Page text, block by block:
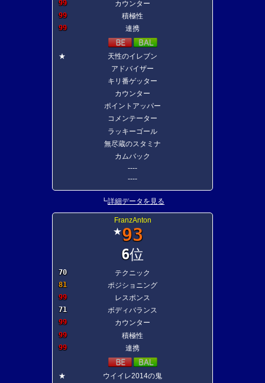
99
カウンター
99
積極性
99
連携
★
天性のイレブン
アドバイザー
キリ番ゲッター
カウンター
ポイントアッパー
コメンテーター
ラッキーゴール
無尽蔵のスタミナ
カムバック
----
----
┗詳細データを見る
FranzAnton
★93
6位
70
テクニック
81
ポジショニング
99
レスポンス
71
ボディバランス
99
カウンター
99
積極性
99
連携
★
ウイイレ2014の鬼